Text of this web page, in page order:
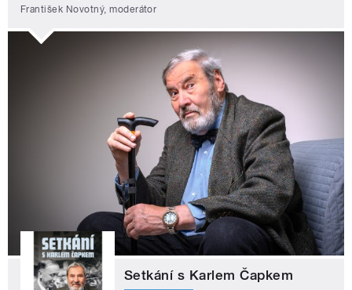
František Novotný, moderátor
Setkání s Karlem Čapkem